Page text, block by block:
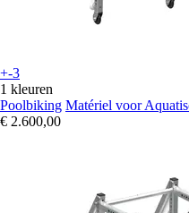
+-3
1 kleuren
Poolbiking Matériel voor
€ 2.600,00